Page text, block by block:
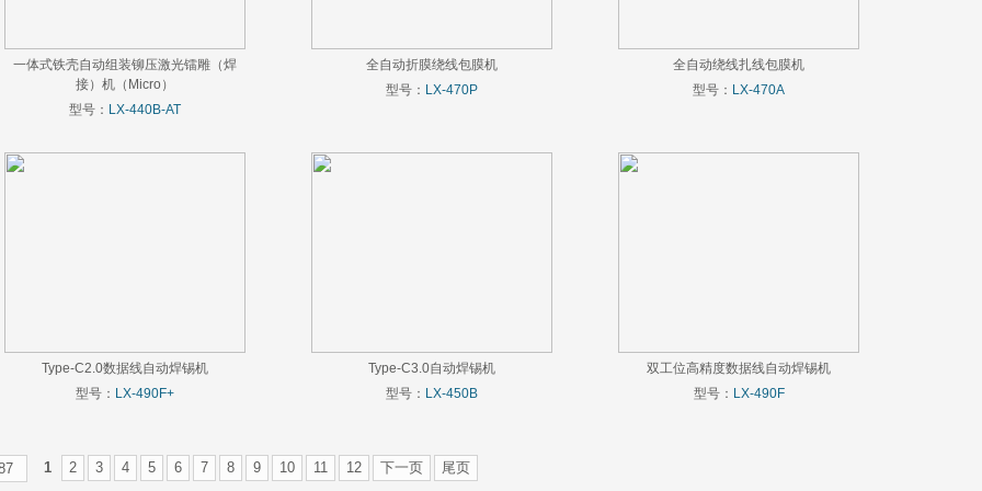
一体式铁壳自动组装铆压激光镭雕（焊
接）机（Micro）
型号： LX-440B-AT
全自动折膜绕线包膜机
型号： LX-470P
全自动绕线扎线包膜机
型号： LX-470A
Type-C2.0数据线自动焊锡机
型号： LX-490F+
Type-C3.0自动焊锡机
型号： LX-450B
双工位高精度数据线自动焊锡机
型号： LX-490F
1 2 3 4 5 6 7 8 9 10 11 12 下一页 尾页